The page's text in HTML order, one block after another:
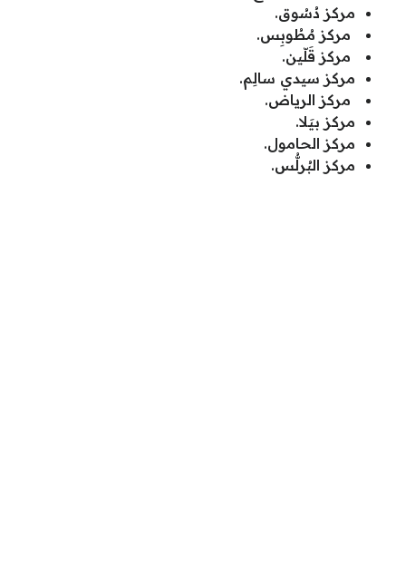
مركز دُسُوق.
مركز مُطُوبِس.
مركز قَلّين.
مركز سيدي سالِم.
مركز الرياض.
مركز بيَلا.
مركز الحامول.
مركز البُرلُّس.